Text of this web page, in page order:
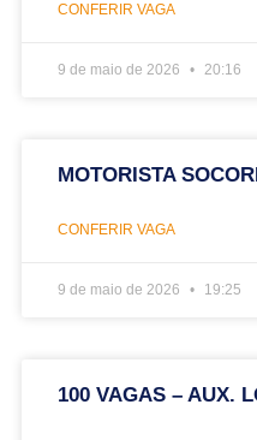
CONFERIR VAGA
9 de maio de 2026 20:16
MOTORISTA
CONFERIR VAGA
9 de maio de 2026 19:25
100 VAGAS – AUX.